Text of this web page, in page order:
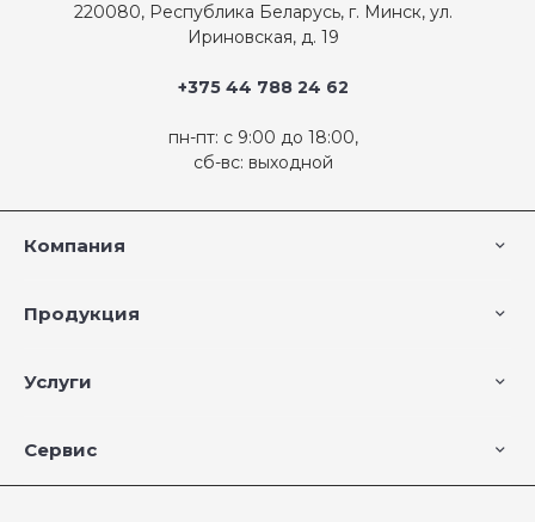
220080, Республика Беларусь, г. Минск, ул.
Ириновская, д. 19
+375 44 788 24 62
пн-пт: с 9:00 до 18:00,
сб-вс: выходной
Компания
Продукция
Услуги
Сервис